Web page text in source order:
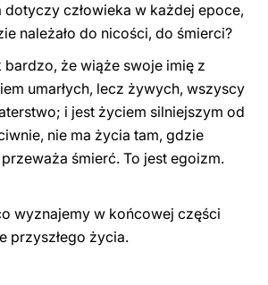
człowieka w każdej epoce,
należało do nicości, do śmierci?
że wiąże swoje imię z
umarłych, lecz żywych, wszyscy
i jest życiem silniejszym od
nie ma życia tam, gdzie
śmierć. To jest egoizm.
wyznajemy w końcowej części
przyszłego życia.